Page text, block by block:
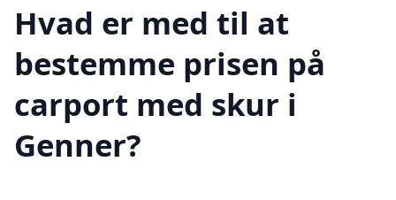
Hvad er med til at
bestemme prisen på
carport med skur i
Genner?